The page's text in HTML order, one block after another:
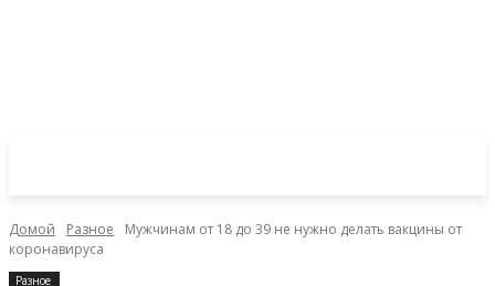
Домой Разное
Мужчинам от 18 до 39 не нужно делать вакцины от
коронавируса
Разное